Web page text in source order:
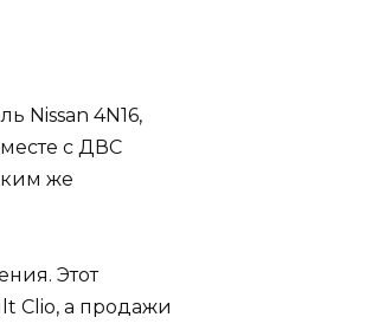
Nissan 4N16,
с ДВС
же
Этот
Clio, а продажи